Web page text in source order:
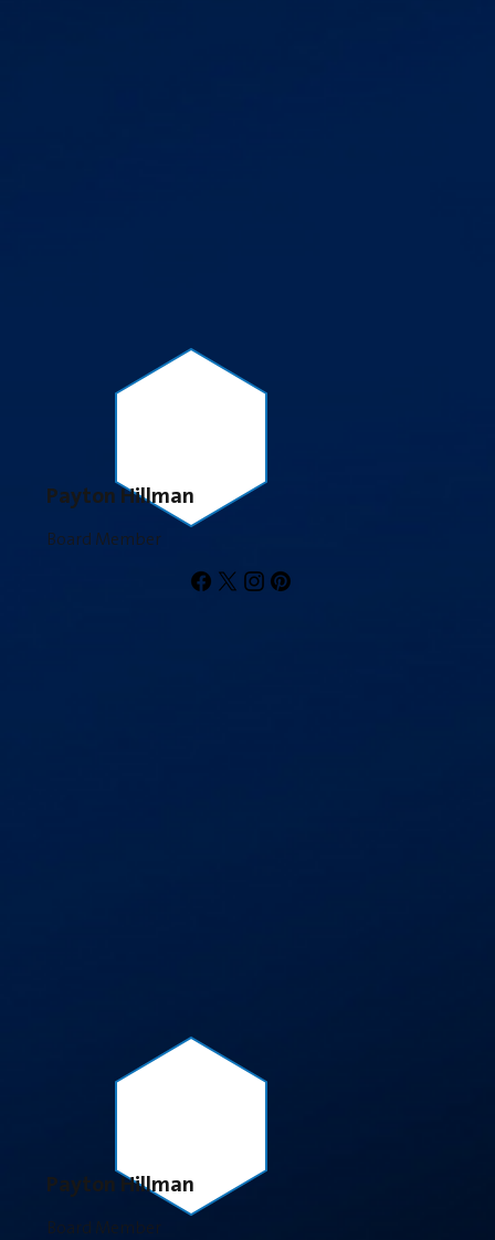
Payton Hillman
Board Member
Payton Hillman
Board Member